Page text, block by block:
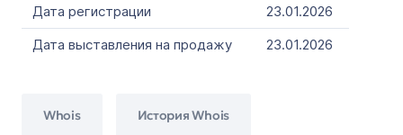
Дата регистрации
23.01.2026
Дата выставления на продажу
23.01.2026
Whois История Whois